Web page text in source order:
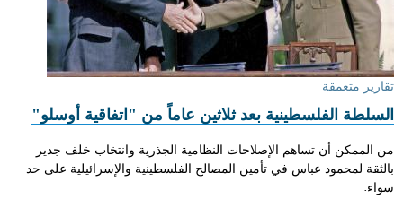
تقارير متعمقة
السلطة الفلسطينية بعد ثلاثين عاماً من "اتفاقية أوسلو"
من الممكن أن تساهم الإصلاحات النظامية الجذرية وانتخاب خلف جدير
بالثقة لمحمود عباس في تأمين المصالح الفلسطينية والإسرائيلية على حد
سواء.